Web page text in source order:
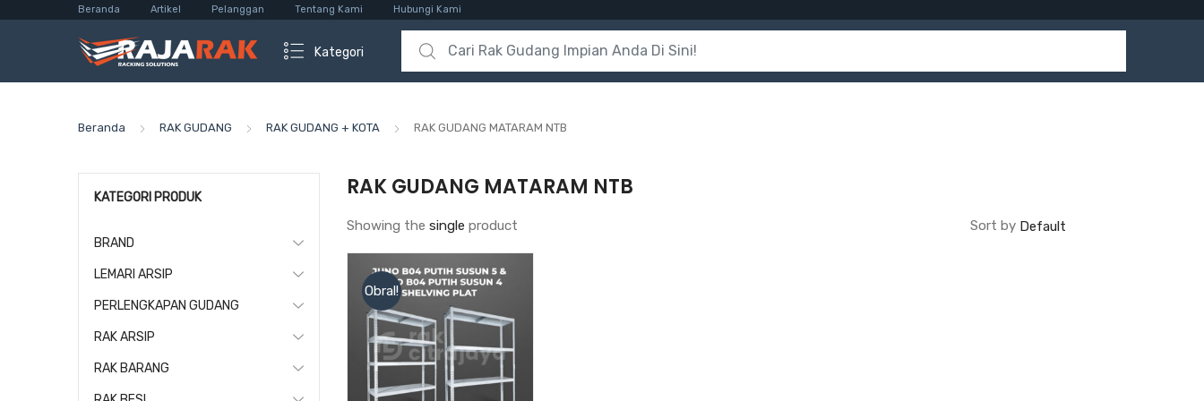
Beranda Artikel Pelanggan Tentang Kami Hubungi Kami
Kategori
Search for:
Beranda RAK GUDANG RAK GUDANG + KOTA RAK GUDANG MATARAM NTB
RAK GUDANG MATARAM NTB
Showing the single product Sort by
Obral!
KATEGORI PRODUK
BRAND
LEMARI ARSIP
PERLENGKAPAN GUDANG
RAK ARSIP
RAK BARANG